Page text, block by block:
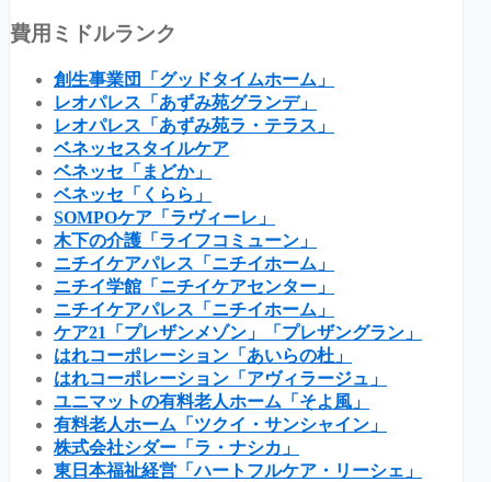
費用ミドルランク
創生事業団「グッドタイムホーム」
レオパレス「あずみ苑グランデ」
レオパレス「あずみ苑ラ・テラス」
ベネッセスタイルケア
ベネッセ「まどか」
ベネッセ「くらら」
SOMPOケア「ラヴィーレ」
木下の介護「ライフコミューン」
ニチイケアパレス「ニチイホーム」
ニチイ学館「ニチイケアセンター」
ニチイケアパレス「ニチイホーム」
ケア21「プレザンメゾン」「プレザングラン」
はれコーポレーション「あいらの杜」
はれコーポレーション「アヴィラージュ」
ユニマットの有料老人ホーム「そよ風」
有料老人ホーム「ツクイ・サンシャイン」
株式会社シダー「ラ・ナシカ」
東日本福祉経営「ハートフルケア・リーシェ」